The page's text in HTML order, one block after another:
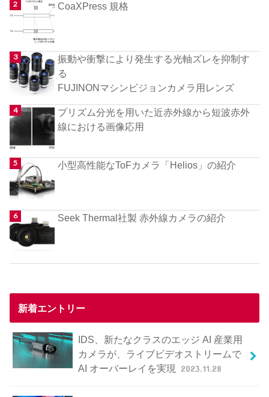
CoaXPress 規格
振動や衝撃により発生する光軸ズレを抑制す
る
FUJINONマシンビジョンカメラ用レンズ
プリズム分光を用いた近赤外線から短波赤外
線における画像応用
小型高性能なToFカメラ「Helios」の紹介
Seek Thermal社製 赤外線カメラの紹介
新着エントリー
IDS、新たなクラスのエッジ AI 産業用
カメラが、ライブビデオストリームで
AI オーバーレイを実現
2023.11.28